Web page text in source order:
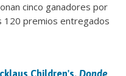
cinco ganadores por
120 premios entregados
Children's, Donde